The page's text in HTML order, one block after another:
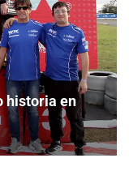
historia en